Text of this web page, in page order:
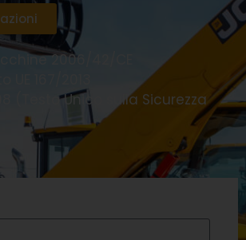
2006/42/CE
(Testo Unico sulla Sicurezza